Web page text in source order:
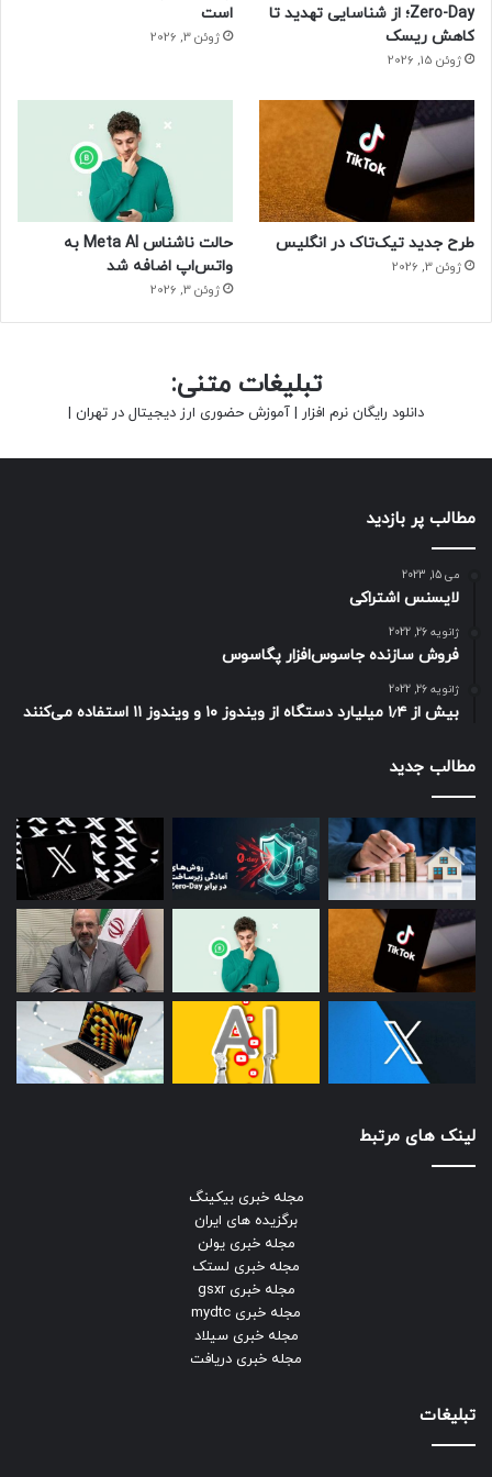
Zero-Day؛ از شناسایی تهدید تا
کاهش ریسک
ژوئن 15, 2026
است
ژوئن 3, 2026
طرح جدید تیک‌تاک در انگلیس
ژوئن 3, 2026
حالت ناشناس Meta AI به
واتس‌اپ اضافه شد
ژوئن 3, 2026
تبلیغات متنی:
دانلود رایگان نرم افزار | آموزش حضوری ارز دیجیتال در تهران |
مطالب پر بازدید
می 15, 2023
لایسنس اشتراکی
ژانویه 26, 2022
فروش سازنده جاسوس‌افزار پگاسوس
ژانویه 26, 2022
بیش از ۱٫۴ میلیارد دستگاه از ویندوز ۱۰ و ویندوز ۱۱ استفاده می‌کنند
مطالب جدید
لینک های مرتبط
مجله خبری بیکینگ
برگزیده های ایران
مجله خبری یولن
مجله خبری لستک
مجله خبری gsxr
مجله خبری mydtc
مجله خبری سیلاد
مجله خبری دریافت
تبلیغات